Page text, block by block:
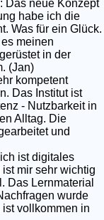
Das neue Konzept
habe ich die
Was für ein Glück.
meinen
in der
(Jan)
kompetent
Das Institut ist
- Nutzbarkeit in
Alltag. Die
und
ist digitales
mir sehr wichtig
Das Lernmaterial
wurde
vollkommen in